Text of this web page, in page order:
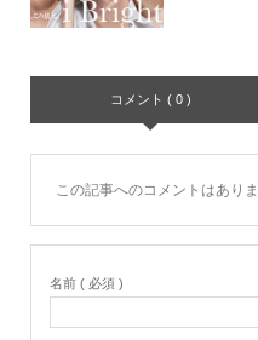
コメント ( 0 )
この記事へのコメントはありま
名前 ( 必須 )